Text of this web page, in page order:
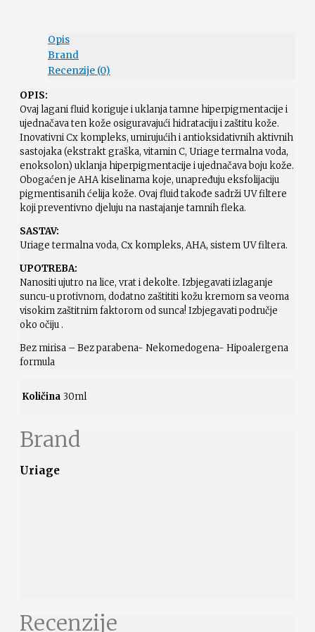
Opis
Brand
Recenzije (0)
OPIS:
Ovaj lagani fluid koriguje i uklanja tamne hiperpigmentacije i
ujednačava ten kože osiguravajući hidrataciju i zaštitu kože.
Inovativni Cx kompleks, umirujućih i antioksidativnih aktivnih
sastojaka (ekstrakt graška, vitamin C, Uriage termalna voda,
enoksolon) uklanja hiperpigmentacije i ujednačava boju kože.
Obogaćen je AHA kiselinama koje, unapređuju eksfolijaciju
pigmentisanih ćelija kože. Ovaj fluid takođe sadrži UV filtere
koji preventivno djeluju na nastajanje tamnih fleka.
SASTAV:
Uriage termalna voda, Cx kompleks, AHA, sistem UV filtera.
UPOTREBA:
Nanositi ujutro na lice, vrat i dekolte. Izbjegavati izlaganje
suncu-u protivnom, dodatno zaštititi kožu kremom sa veoma
visokim zaštitnim faktorom od sunca! Izbjegavati područje
oko očiju .
Bez mirisa – Bez parabena- Nekomedogena- Hipoalergena
formula
Količina 30ml
Brand
Uriage
Recenzije